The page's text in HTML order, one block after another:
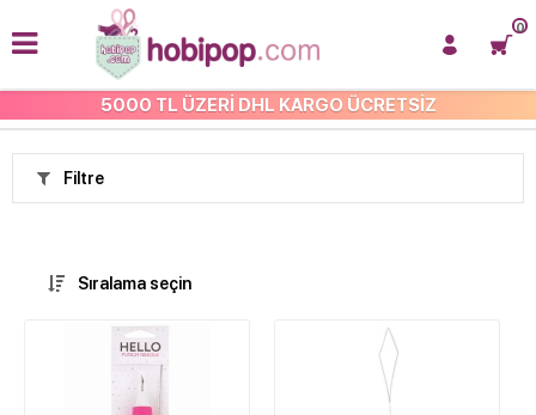
5000 TL ÜZERİ DHL KARGO ÜCRETSİZ
0
DİKİŞ
Filtre
Sıralama seçin